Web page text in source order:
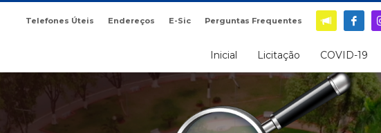
Telefones Úteis Endereços E-Sic Perguntas Frequentes
Inicial Licitação COVID-19